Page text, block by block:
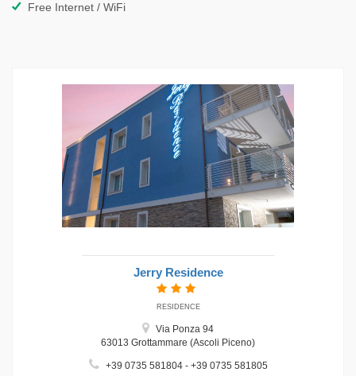
Free Internet / WiFi
Jerry Residence
RESIDENCE
Via Ponza 94
63013 Grottammare (Ascoli Piceno)
+39 0735 581804 - +39 0735 581805